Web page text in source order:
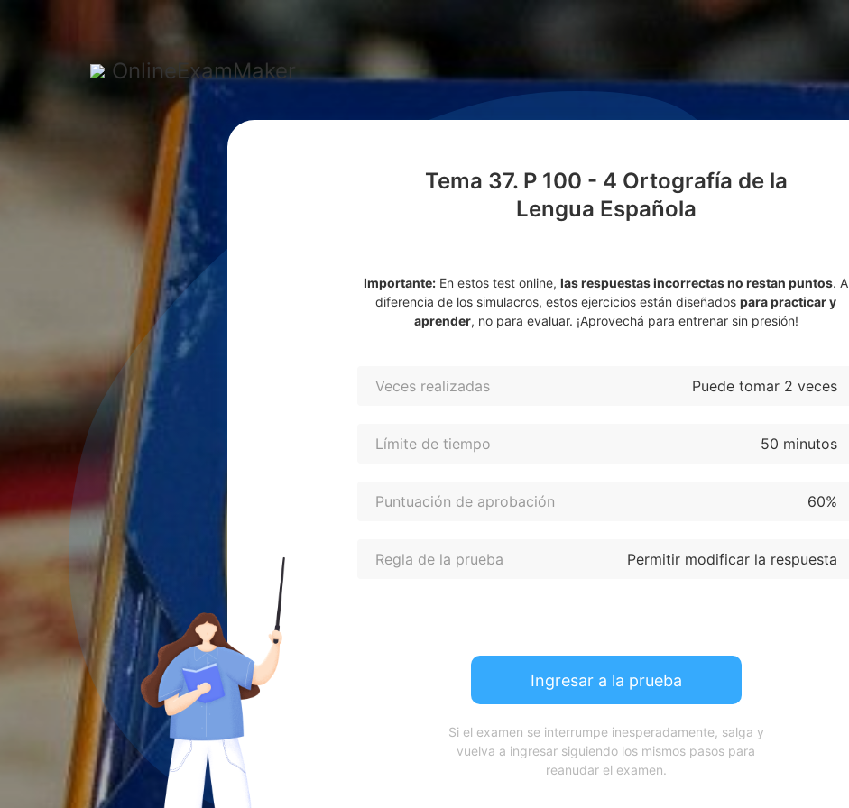
OnlineExamMaker
Tema 37. P 100 - 4 Ortografía de la
Lengua Española
Importante: En estos test online,las respuestas incorrectas no restan puntos. A
diferencia de los simulacros, estos ejercicios están diseñadospara practicar y
aprender, no para evaluar. ¡Aprovechá para entrenar sin presión!
Veces realizadas Puede tomar 2 veces
Límite de tiempo 50 minutos
Puntuación de aprobación 60%
Regla de la prueba Permitir modificar la respuesta
Ingresar a la prueba
Si el examen se interrumpe inesperadamente, salga y
vuelva a ingresar siguiendo los mismos pasos para
reanudar el examen.